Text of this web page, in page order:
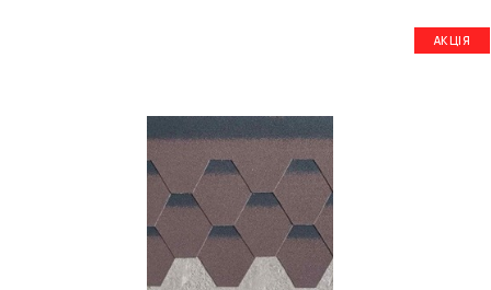
АКЦІЯ